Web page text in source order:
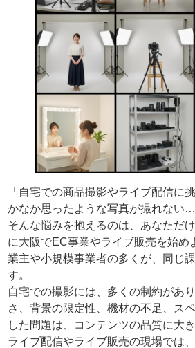
「自宅での商品撮影やライブ配信に
かなか思ったような写真が撮れない
そんな悩みを抱えるのは、あなただ
に大阪でEC事業やライブ販売を始め
業主や小規模事業者の多くが、同じ
す。
自宅での撮影には、多くの制約があ
さ、背景の限定性、機材の不足、ス
した問題は、コンテンツの品質に大
ライブ配信やライブ販売の現場では